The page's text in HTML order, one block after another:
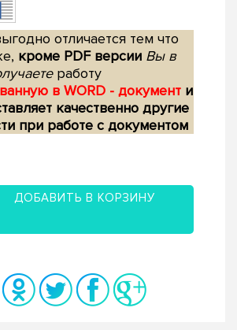
отличается тем что
кроме PDF версии Вы в
работу
в WORD - документ и
качественно другие
при работе с документом
ДОБАВИТЬ В КОРЗИНУ